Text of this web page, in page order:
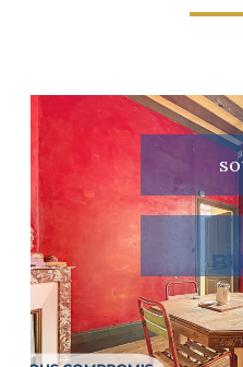
voir